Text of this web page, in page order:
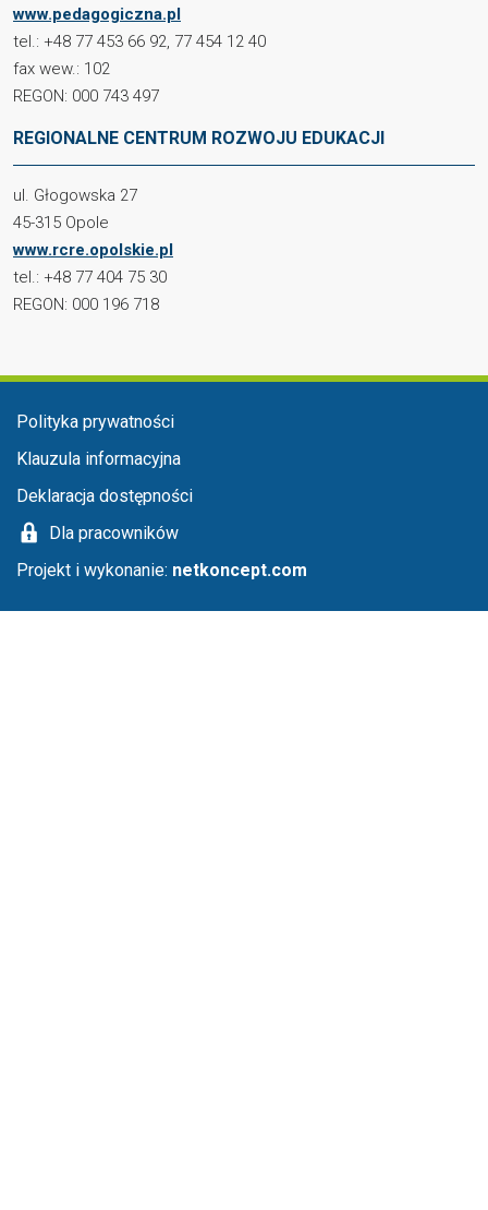
www.pedagogiczna.pl
tel.: +48 77 453 66 92, 77 454 12 40
fax wew.: 102
REGON: 000 743 497
REGIONALNE CENTRUM ROZWOJU EDUKACJI
ul. Głogowska 27
45-315 Opole
www.rcre.opolskie.pl
tel.: +48 77 404 75 30
REGON: 000 196 718
Menu stopka
Polityka prywatności
Klauzula informacyjna
Deklaracja dostępności
Dla pracowników
Projekt i wykonanie: netkoncept.com